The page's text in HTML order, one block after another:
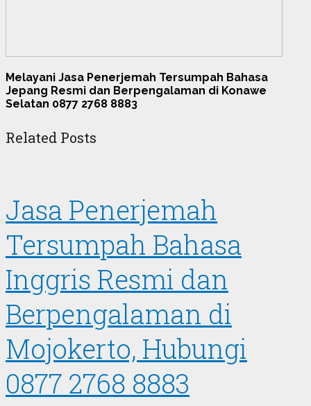
Melayani Jasa Penerjemah Tersumpah Bahasa
Jepang Resmi dan Berpengalaman di Konawe
Selatan 0877 2768 8883
Related Posts
Jasa Penerjemah
Tersumpah Bahasa
Inggris Resmi dan
Berpengalaman di
Mojokerto, Hubungi
0877 2768 8883